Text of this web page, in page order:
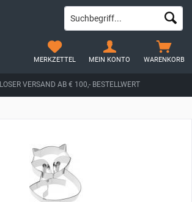
VERSAND AB € 100,- BESTELLWERT
WARENKORB
MERKZETTEL MEIN KONTO